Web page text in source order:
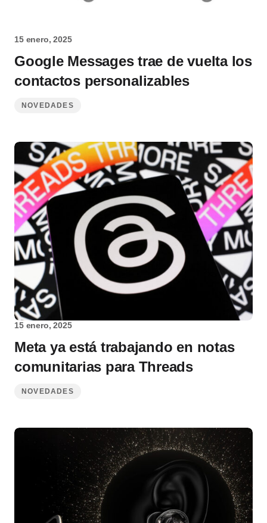
15 enero, 2025
Google Messages trae de vuelta los
contactos personalizables
NOVEDADES
15 enero, 2025
Meta ya está trabajando en notas
comunitarias para Threads
NOVEDADES